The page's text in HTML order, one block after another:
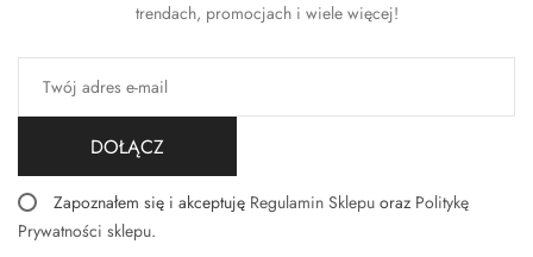
trendach, promocjach i wiele więcej!
DOŁĄCZ
Zapoznałem się i akceptuję Regulamin Sklepu oraz Politykę
Prywatności sklepu.